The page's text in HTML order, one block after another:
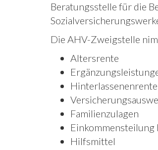
Beratungsstelle für die
Die AHV-Zweigstelle
Altersrente
Hinterlassenenrente
Familienzulagen
Einkommensteilung
Hilfsmittel